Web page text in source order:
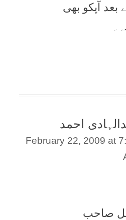
آپکو بھی
احمد
February 22, 2009 at
صاحب